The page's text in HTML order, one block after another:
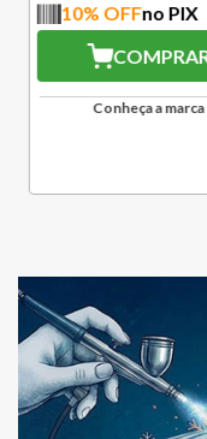
10% OFFno PIX
COMPRAR
Conheça a marca